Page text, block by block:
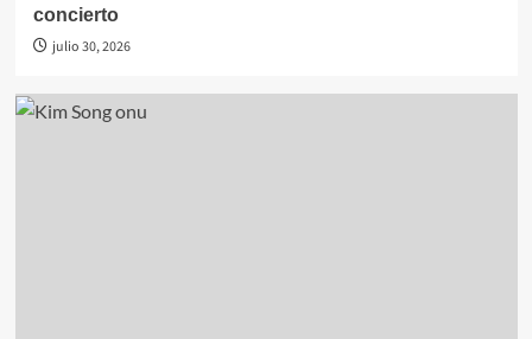
concierto
julio 30, 2026